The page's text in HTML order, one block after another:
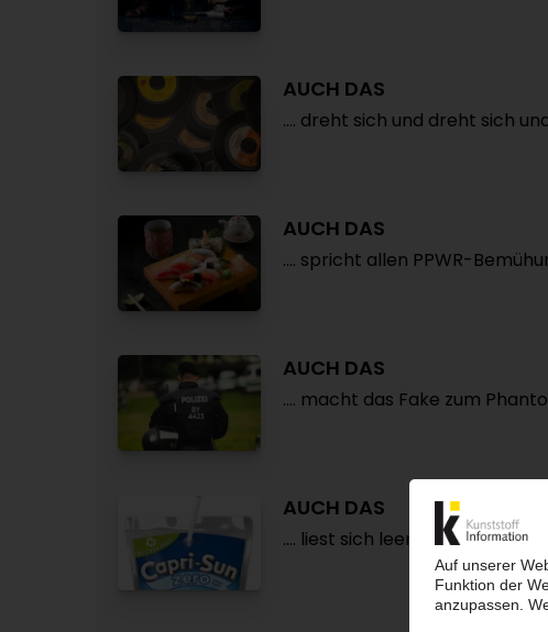
AUCH DAS
.... dreht sich und dreht sich
AUCH DAS
.... spricht allen PPWR-
AUCH DAS
.... macht das Fake zum
AUCH DAS
.... liest sich leergesaugt: